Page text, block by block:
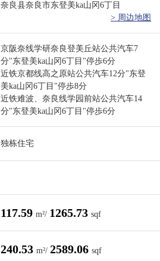
奈良县奈良市东登美ka山冈6丁目
> 周边地图
京阪奈线学研奈良登美丘站公共汽车7
分"东登美ka山冈6丁目"停歩6分
近铁京都线高之原站公共汽车12分"东登
美ka山冈6丁目"停歩8分
近铁难波、奈良线学园前站公共汽车14
分"东登美ka山冈6丁目"停歩6分
独栋住宅
117.59 m²/ 1265.73 sqf
240.53 m²/ 2589.06 sqf